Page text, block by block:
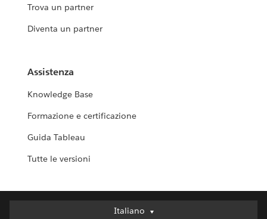
Trova un partner
Diventa un partner
Assistenza
Knowledge Base
Formazione e certificazione
Guida Tableau
Tutte le versioni
Italiano
Italiano